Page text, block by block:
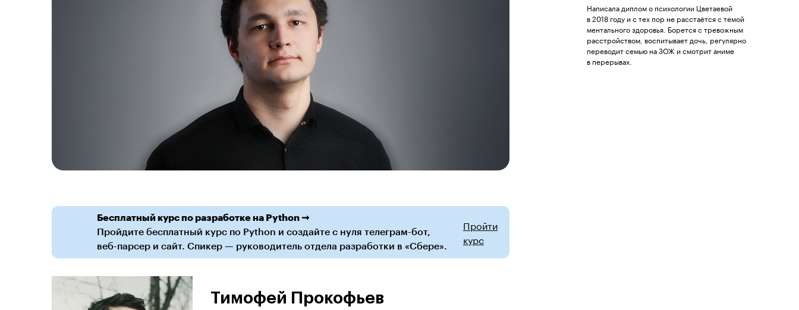
Написала диплом о психологии Цветаевой
в 2018 году и с тех пор не расстаётся с темой
ментального здоровья. Борется с тревожным
расстройством, воспитывает дочь, регулярно
переводит семью на ЗОЖ и смотрит аниме
в перерывах.
Бесплатный курс по разработке на Python ➞
Пройдите бесплатный курс по Python и создайте с нуля телеграм-бот,
веб-парсер и сайт. Спикер — руководитель отдела разработки в «Сбере».
Пройти
курс
Тимофей Прокофьев